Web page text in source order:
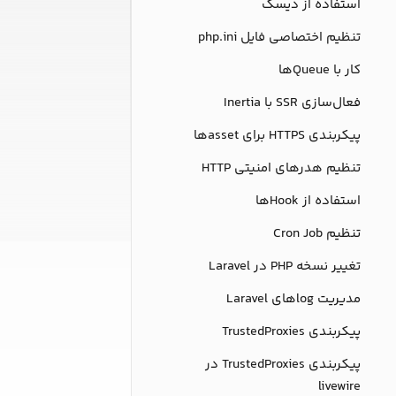
استفاده از دیسک
تنظیم اختصاصی فایل php.ini
کار با Queueها
فعال‌سازی SSR با Inertia
پیکربندی HTTPS برای assetها
تنظیم هدرهای امنیتی HTTP
استفاده از Hookها
تنظیم Cron Job
تغییر نسخه PHP در Laravel
مدیریت logهای Laravel
پیکربندی TrustedProxies
پیکربندی TrustedProxies در
livewire